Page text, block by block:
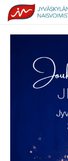
Seura
Harrasteliikunta
Kilpaurheilu
Ilmoittautuminen
Yhteystiedot